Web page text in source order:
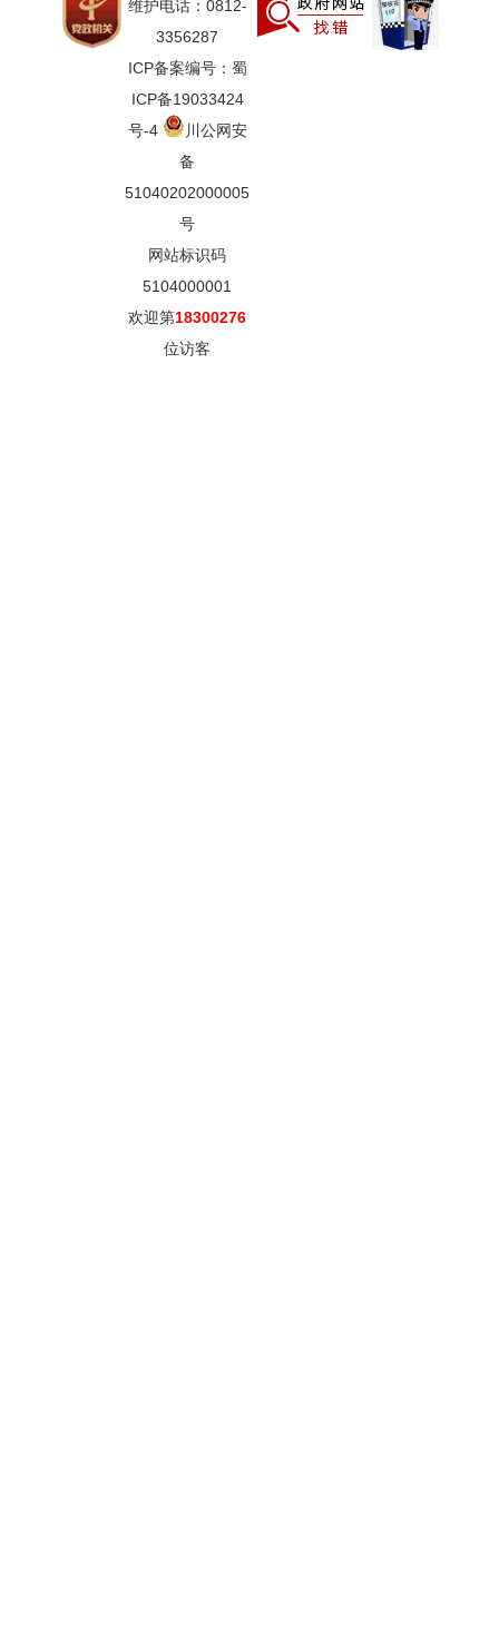
维护电话：0812-
3356287
ICP备案编号：蜀
ICP备19033424
号-4
川公网安
备
51040202000005
号
网站标识码
5104000001
欢迎第18300276
位访客